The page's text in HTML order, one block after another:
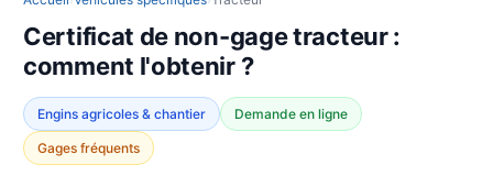
Certificat de non-gage tracteur :
comment l'obtenir ?
Engins agricoles & chantier Demande en ligne
Gages fréquents